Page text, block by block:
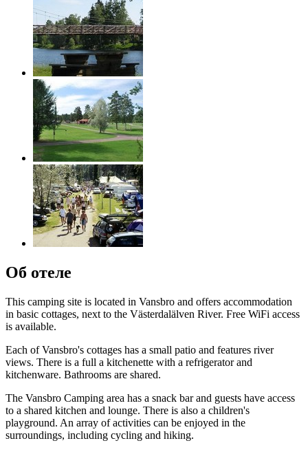
Об отеле
This camping site is located in Vansbro and offers accommodation
in basic cottages, next to the Västerdalälven River. Free WiFi access
is available.
Each of Vansbro's cottages has a small patio and features river
views. There is a full a kitchenette with a refrigerator and
kitchenware. Bathrooms are shared.
The Vansbro Camping area has a snack bar and guests have access
to a shared kitchen and lounge. There is also a children's
playground. An array of activities can be enjoyed in the
surroundings, including cycling and hiking.